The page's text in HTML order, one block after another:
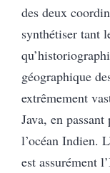
des deux
synthétiser tant
géographique
extrêmement
Java, en
l’océan Indien.
est assurément